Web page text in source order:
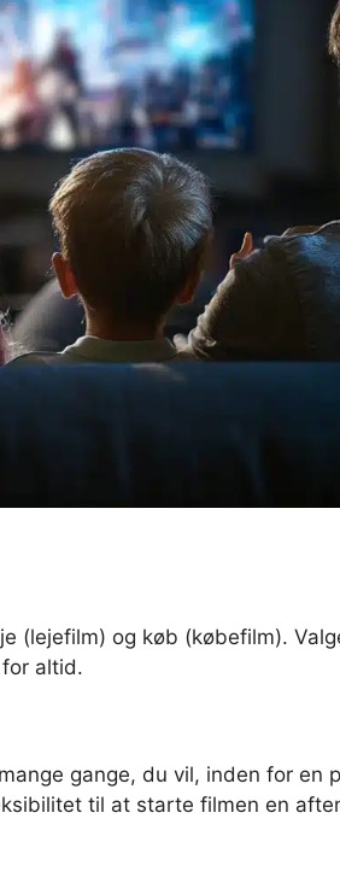
(lejefilm) og køb (købefilm).
altid.
gange, du vil, inden for en
til at starte filmen en